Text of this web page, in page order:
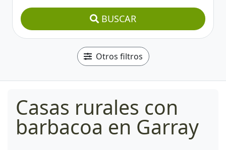
BUSCAR
Otros filtros
Casas rurales con
barbacoa en Garray